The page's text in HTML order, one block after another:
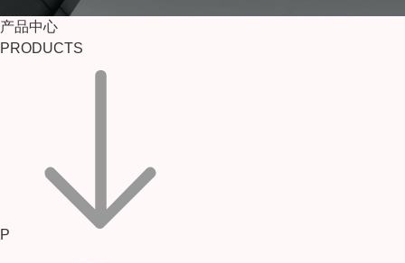
产品中心
PRODUCTS
P